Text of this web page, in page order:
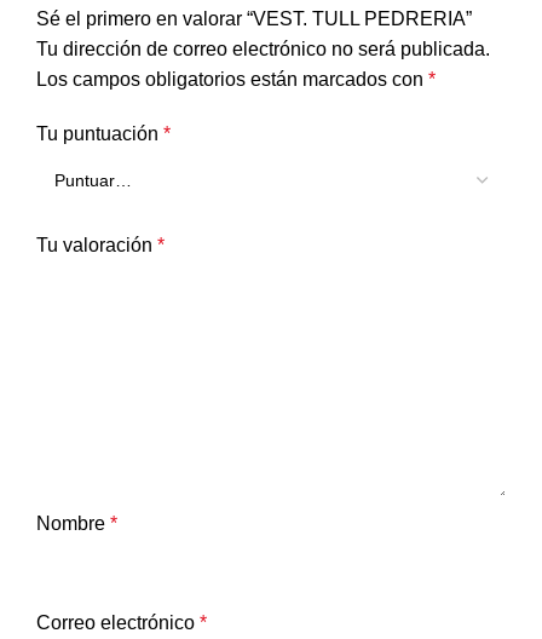
Sé el primero en valorar “VEST. TULL PEDRERIA”
Tu dirección de correo electrónico no será publicada.
Los campos obligatorios están marcados con *
Tu puntuación *
Tu valoración *
Nombre *
Correo electrónico *